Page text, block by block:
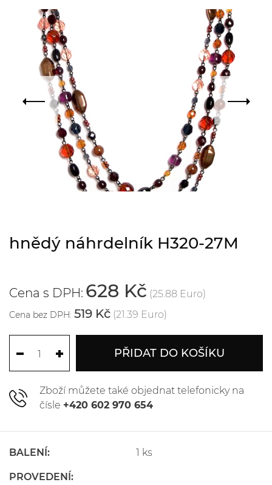
hnědý náhrdelník H320-27M
Cena s DPH: 628 Kč (25.88 Euro)
Cena bez DPH: 519 Kč (21.39 Euro)
PŘIDAT DO KOŠÍKU
Zboží můžete také objednat telefonicky na
čísle +420 602 970 654
BALENÍ: 1 ks
PROVEDENÍ: